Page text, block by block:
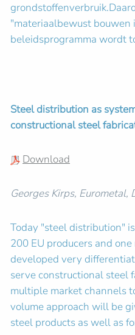
"materiaalbewust
beleidsprogramma wordt
Steel distribution as
constructional steel
Download
Georges Kirps, Eurometal,
Today "steel distribution"
200 EU producers and
developed very
serve constructional steel
multiple market channels
volume approach will be
steel products as well as